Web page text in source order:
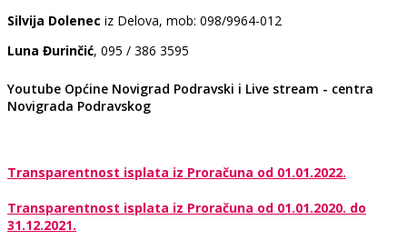
Silvija Dolenec iz Delova, mob: 098/9964-012
Luna Đurinčić, 095 / 386 3595
Youtube Općine Novigrad Podravski i Live stream - centra
Novigrada Podravskog
Transparentnost isplata iz Proračuna od 01.01.2022.
Transparentnost isplata iz Proračuna od 01.01.2020. do
31.12.2021.